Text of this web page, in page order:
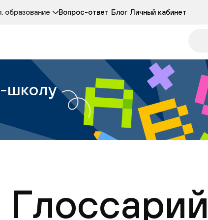
образование
по чтению
Вопрос-ответ Блог Личный кабинет
школу
Глоссарий